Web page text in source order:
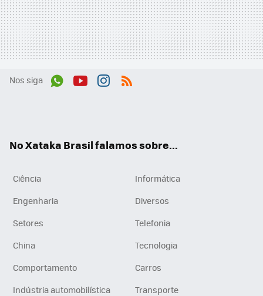
Nos siga
No Xataka Brasil falamos sobre...
Ciência
Informática
Engenharia
Diversos
Setores
Telefonia
China
Tecnologia
Comportamento
Carros
Indústria automobilística
Transporte